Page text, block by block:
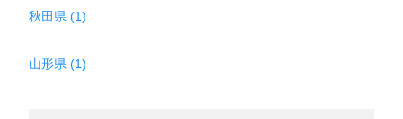
秋田県 (1)
山形県 (1)